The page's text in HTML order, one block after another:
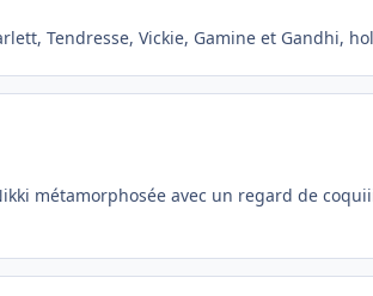
Tendresse, Vickie, Gamine et Gandhi,
métamorphosée avec un regard de